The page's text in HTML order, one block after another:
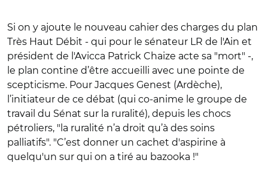
Si on y ajoute le nouveau cahier des charges du plan
Très Haut Débit - qui pour le sénateur LR de l'Ain et
président de l'Avicca Patrick Chaize acte sa "mort" -,
le plan contine d’être accueilli avec une pointe de
scepticisme. Pour Jacques Genest (Ardèche),
l’initiateur de ce débat (qui co-anime le groupe de
travail du Sénat sur la ruralité), depuis les chocs
pétroliers, "la ruralité n’a droit qu’à des soins
palliatifs". "C’est donner un cachet d'aspirine à
quelqu'un sur qui on a tiré au bazooka !"